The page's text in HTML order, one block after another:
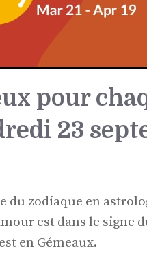
pour
23
du zodiaque en
est dans le signe
en Gémeaux.